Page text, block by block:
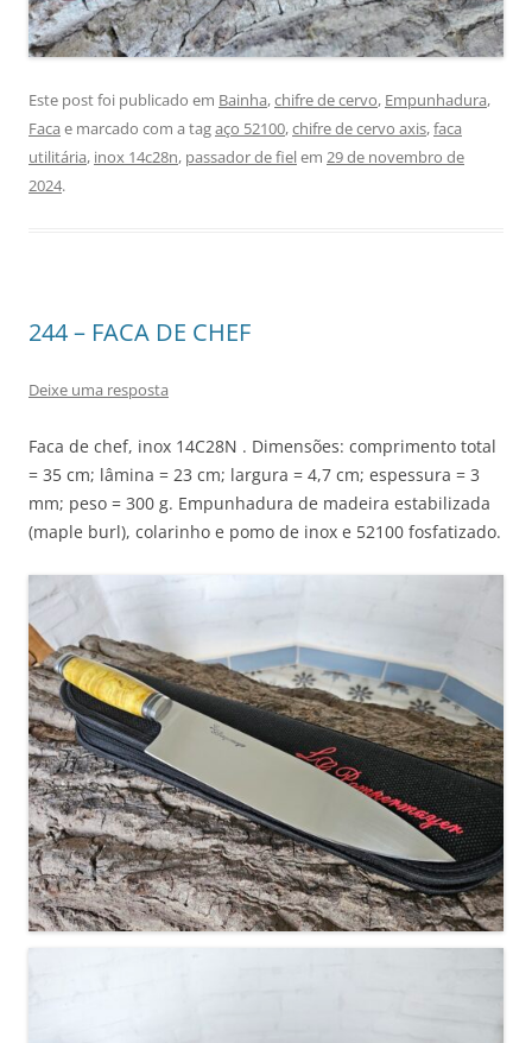
Este post foi publicado em Bainha,chifre de cervo, Empunhadura,
Faca e marcado com a tagaço 52100,chifre de cervo axis,faca
utilitária, inox 14c28n, passador de fielem 29 de novembro de
2024.
244 – FACA DE CHEF
Deixe uma resposta
Faca de chef, inox 14C28N . Dimensões: comprimento total
= 35 cm; lâmina = 23 cm; largura = 4,7 cm; espessura = 3
mm; peso = 300 g. Empunhadura de madeira estabilizada
(maple burl), colarinho e pomo de inox e 52100 fosfatizado.